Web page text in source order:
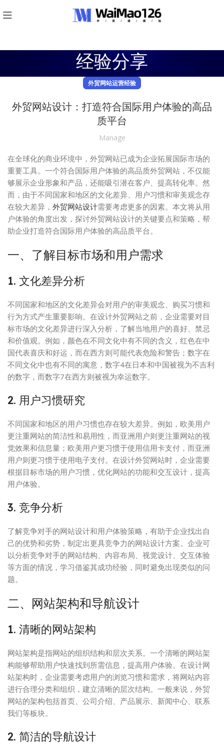
经验分享
外贸网站运营经验
外贸网站设计：打造符合国际用户体验的高品
质平台
Manage
在全球化的商业环境中，外贸网站已成为企业拓展国际市场的
重要工具。一个符合国际用户体验的高品质外贸网站，不仅能
够展示企业形象和产品，还能吸引潜在客户、提高转化率。然
而，由于不同国家和地区的文化差异、用户习惯和审美观念存
在较大差异， 外贸网站设计需要考虑更多的因素。本文将从用
户体验的角度出发，探讨外贸网站设计的关键要点和策略，帮
助企业打造符合国际用户体验的高品质平台。
一、了解目标市场和用户需求
1. 文化差异分析
不同国家和地区的文化差异会对用户的审美观念、购买习惯和
行为方式产生重要影响。在设计外贸网站之前，企业需要对目
标市场的文化差异进行深入分析，了解当地用户的喜好、禁忌
和价值观。例如，颜色在不同文化中有不同的含义，红色在中
国代表喜庆和好运，而在西方则可能代表危险和警告；数字在
不同文化中也有不同的寓意，数字4在日本和中国被视为不吉利
的数字，而数字7在西方则被视为幸运数字。
2. 用户习惯研究
不同国家和地区的用户习惯也存在较大差异。例如，欧美用户
更注重网站的简洁性和易用性，而亚洲用户则更注重网站的视
觉效果和信息量；欧美用户更习惯于使用信用卡支付，而亚洲
用户则更习惯于使用电子支付。在设计外贸网站时，企业需要
根据目标市场的用户习惯，优化网站的功能和交互设计，提高
用户体验。
3. 竞争分析
了解竞争对手的网站设计和用户体验策略，有助于企业找出自
己的优势和劣势，制定出更具竞争力的网站设计方案。企业可
以分析竞争对手的网站结构、内容布局、视觉设计、交互体验
等方面的情况，学习借鉴其成功经验，同时避免出现类似的问
题。
二、网站架构和导航设计
1. 清晰的网站架构
网站架构是指网站的组织结构和层次关系。一个清晰的网站架
构能够帮助用户快速找到所需信息，提高用户体验。在设计网
站架构时，企业需要考虑用户的浏览习惯和需求，将网站内容
进行合理分类和组织，建立清晰的层次结构。一般来说，外贸
网站的架构包括首页、公司介绍、产品展示、新闻中心、联系
我们等板块。
2. 简洁的导航设计